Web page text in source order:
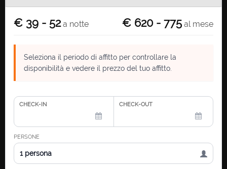
€ 39 - 52 a notte € 620 - 775 al mese
Seleziona il periodo di affitto per controllare la
disponibilità e vedere il prezzo del tuo affitto.
CHECK-IN CHECK-OUT
PERSONE
1 persona
Chisinau Buiucani
Chisinau Ciocana
Contatto
Ufficio Aperto Ore: Lunedi - Venerdì, 10:00 - 17:00
Grigore Vieru Boulevard 14, office 17A